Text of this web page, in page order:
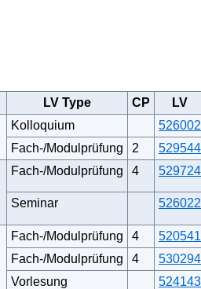
LV Type CP
LV
Kolloquium
526002
Fach-/Modulprüfung
2
529544
Fach-/Modulprüfung 4 529724
Seminar 526022
Fach-/Modulprüfung 4
520541
Fach-/Modulprüfung
4
530294
Vorlesung
524143